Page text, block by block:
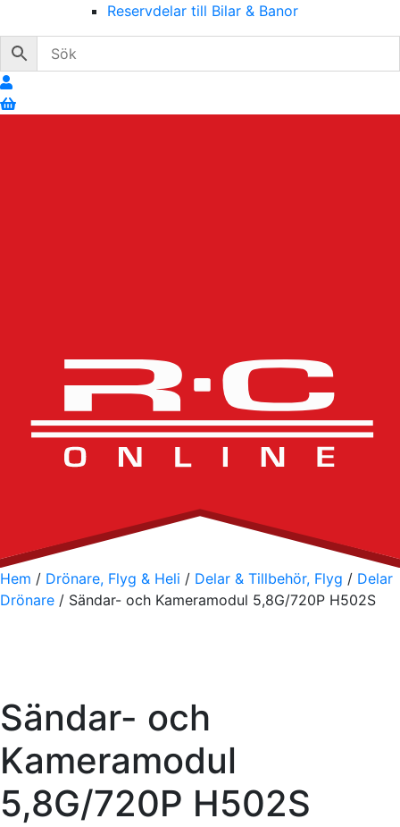
Reservdelar till Bilar & Banor
Hem / Drönare, Flyg & Heli / Delar & Tillbehör, Flyg / Delar
Drönare / Sändar- och Kameramodul 5,8G/720P H502S
Sändar- och
Kameramodul
5,8G/720P H502S